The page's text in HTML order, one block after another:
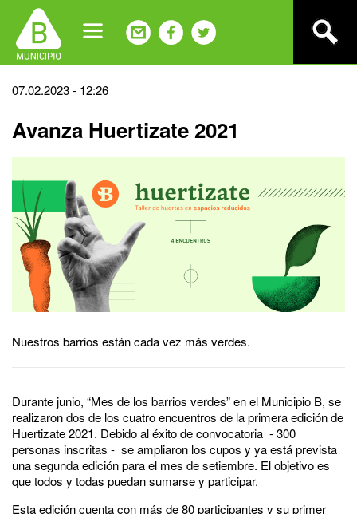
navigation
Back
top
07.02.2023 - 12:26
Avanza Huertizate 2021
Nuestros barrios están cada vez más verdes.
Durante junio, “Mes de los barrios verdes” en el Municipio B, se
realizaron dos de los cuatro encuentros de la primera edición de
Huertizate 2021. Debido al éxito de convocatoria - 300
personas inscritas - se ampliaron los cupos y ya está prevista
una segunda edición para el mes de setiembre. El objetivo es
que todos y todas puedan sumarse y participar.
Esta edición cuenta con más de 80 participantes y su primer